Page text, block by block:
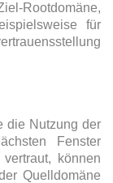
Rootdomäne,
für
die Nutzung der
Fenster
können
Quelldomäne